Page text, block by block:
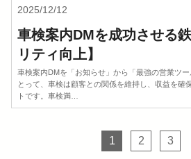
2025/12/12
車検案内DMを成功させる
リティ向上】
車検案内DMを「お知らせ」から「最強の営業ツ
とって、車検は顧客との関係を維持し、収益を確
トです。車検満…
1 2 3